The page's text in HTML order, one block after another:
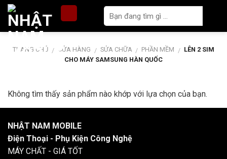
Skip
content
TRANG CHỦ / CỬA HÀNG / SỬA CHỮA / PHẦN MỀM / LÊN 2 SIM
CHO MÁY SAMSUNG HÀN QUỐC
Không tìm thấy sản phẩm nào khớp với lựa chọn của bạn.
NHẬT NAM MOBILE
Điện Thoại - Phụ Kiện Công Nghệ
MÁY CHẤT - GIÁ TỐT